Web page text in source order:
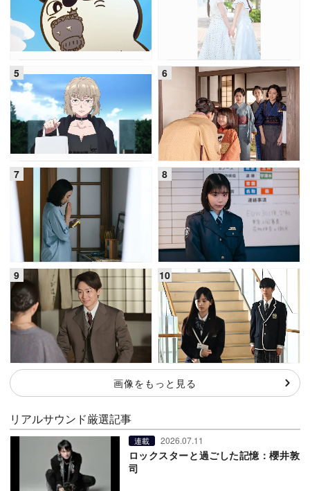
画像をもっと見る
リアルサウンド厳選記事
連載 2026.07.11
ロックスターと過ごした記憶：櫻井敦
司